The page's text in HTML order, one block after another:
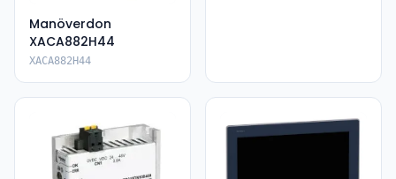
Manöverdon
XACA882H44
XACA882H44